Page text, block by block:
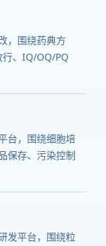
，围绕药典方
行、IQ/OQ/PQ
台，围绕细胞培
保存、污染控制
发平台，围绕粒